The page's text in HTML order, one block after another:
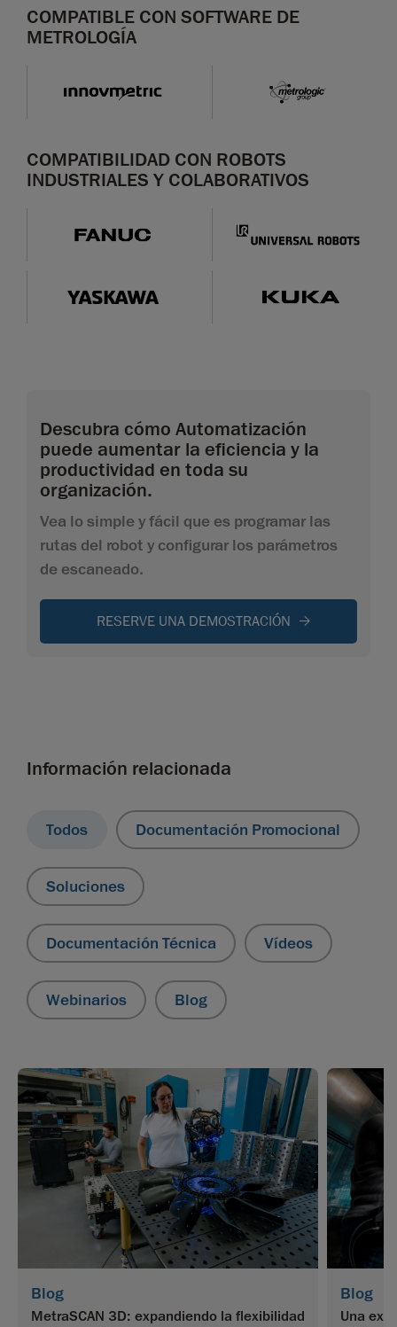
COMPATIBLE CON SOFTWARE DE
METROLOGÍA
COMPATIBILIDAD CON ROBOTS
INDUSTRIALES Y COLABORATIVOS
Descubra cómo Automatización
puede aumentar la eficiencia y la
productividad en toda su
organización.
Vea lo simple y fácil que es programar las
rutas del robot y configurar los parámetros
de escaneado.
RESERVE UNA DEMOSTRACIÓN
Información relacionada
Todos Documentación Promocional
Soluciones
Documentación Técnica Vídeos
Webinarios Blog
Blog
MetraSCAN 3D: expandiendo la flexibilidad
Blog
Una